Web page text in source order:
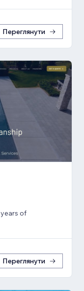
Переглянути
of
Переглянути